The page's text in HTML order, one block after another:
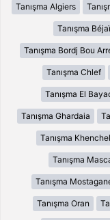
Tanışma Algiers
Tanışma
Tanışma Bordj Bou
Tanışma Chlef
Tanışma El
Tanışma Ghardaia
Tanışma
Tanışma
Tanışma
Tanışma Oran